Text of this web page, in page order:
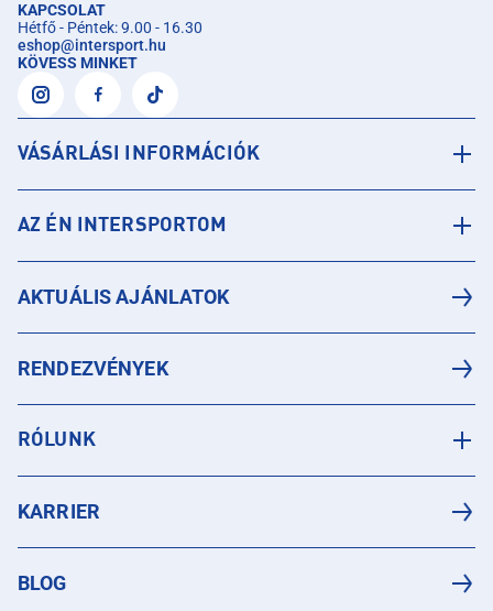
KAPCSOLAT
Hétfő - Péntek: 9.00 - 16.30
eshop@intersport.hu
KÖVESS MINKET
VÁSÁRLÁSI INFORMÁCIÓK
AZ ÉN INTERSPORTOM
AKTUÁLIS AJÁNLATOK
RENDEZVÉNYEK
RÓLUNK
KARRIER
BLOG